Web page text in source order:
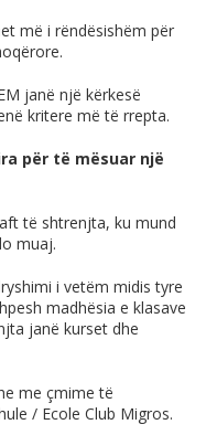
më i rëndësishëm për
janë një kërkesë
kritere më të rrepta.
për të mësuar një
të shtrenjta, ku mund
muaj.
i vetëm midis tyre
madhësia e klasave
janë kurset dhe
me çmime të
/ Ecole Club Migros.